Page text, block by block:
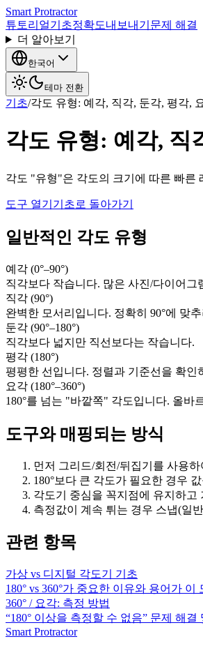
Smart Protractor
튜토리얼기초정확도내보내기 문제 해결
더 알아보기
한국어
테마 전환
기초/각도 유형: 예각, 직각, 둔각, 평각,
각도 유형: 예각, 직
각도 "유형"은 각도의 크기에 따른 빠른
도구 열기 기초로 돌아가기
일반적인 각도 유형
예각 (0°–90°)
직각보다 작습니다. 많은 사진/다이어
직각 (90°)
완벽한 모서리입니다. 정확히 90°에 맞
둔각 (90°–180°)
직각보다 넓지만 직선보다는 작습니다.
평각 (180°)
평평한 선입니다. 정렬과 기준선을 확인
요각 (180°–360°)
180°를 넘는 "바깥쪽" 각도입니다. 올바
도구와 매핑되는 방식
먼저 그리드/회전/뒤집기를 사용
180°보다 큰 각도가 필요한 경우
각도기 중심을 꼭지점에 유지하고
측정값이 계속 튀는 경우 스냅(일
관련 항목
가상 vs 디지털 각도기 기초
180° vs 360°가 중요한 이유와 용어가
360° / 요각: 측정 방법
“180° 이상을 측정할 수 없음” 문제 해
Smart Protractor